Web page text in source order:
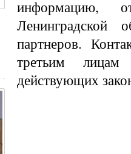
информацию,
Ленинградской
партнеров.
третьим лицам
действующих